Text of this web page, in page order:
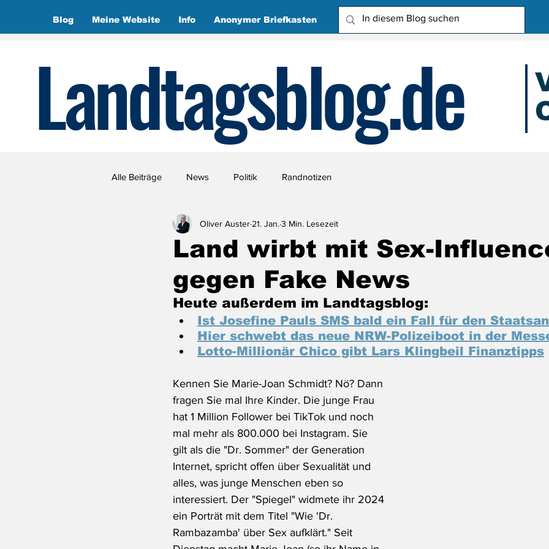
Blog Meine Website Info Anonymer Briefkasten
Landtagsblog.de
Alle Beiträge News Politik Randnotizen
Land wirbt mit Sex-
gegen Fake News
Oliver Auster 21. Jan. 3 Min. Lesezeit
Heute außerdem im Landtagsblog:
Ist Josefine Pauls SMS bald ein Fall für den
Hier schwebt das neue NRW-Polizeiboot in der
Lotto-Millionär Chico gibt Lars Klingbeil Finanztipps
Kennen Sie Marie-Joan Schmidt? Nö? Dann
fragen Sie mal Ihre Kinder. Die junge Frau
hat 1 Million Follower bei TikTok und noch
mal mehr als 800.000 bei Instagram. Sie
gilt als die "Dr. Sommer" der Generation
Internet, spricht offen über Sexualität und
alles, was junge Menschen eben so
interessiert. Der "Spiegel" widmete ihr 2024
ein Porträt mit dem Titel "Wie 'Dr.
Rambazamba' über Sex aufklärt." Seit